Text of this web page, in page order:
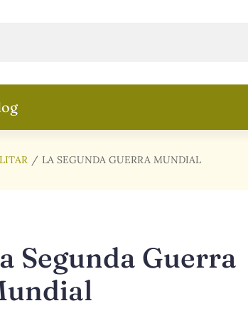
LA SEGUNDA GUERRA MUNDIAL
Segunda Guerra